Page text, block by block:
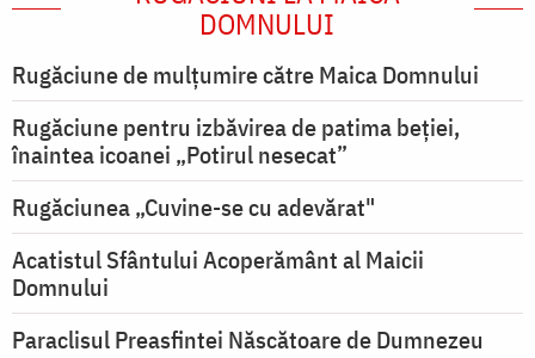
DOMNULUI
Rugăciune de mulţumire către Maica Domnului
Rugăciune pentru izbăvirea de patima beției,
înaintea icoanei „Potirul nesecat”
Rugăciunea „Cuvine-se cu adevărat"
Acatistul Sfântului Acoperământ al Maicii
Domnului
Paraclisul Preasfintei Născătoare de Dumnezeu